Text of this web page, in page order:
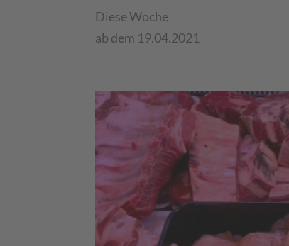
Diese Woche
ab dem 19.04.2021